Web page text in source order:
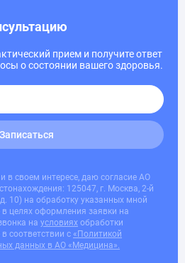
прием и получите ответ
о состоянии вашего здоровья.
Записаться
в своем интересе, даю согласие АО
125047, г. Москва, 2-й
10) на обработку указанных мной
целях оформления заявки на
на условиях обработки
соответствии с «Политикой
данных в АО «Медицина».